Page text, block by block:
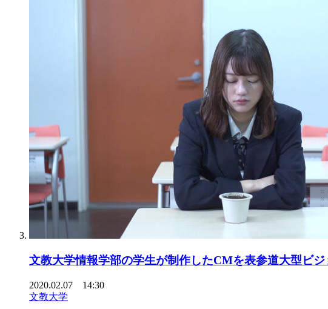
文教大学情報学部の学生が制作したCMを表参道大型ビ
2020.02.07 14:30
文教大学